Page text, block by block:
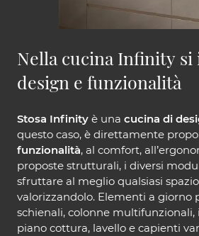
Nella cucina Infinity
design e funzionalità
Stosa Infinity è una cucina di
questo caso, è direttamente
funzionalità, al comfort,
proposte strutturali, i diversi
sfruttare al meglio qualsiasi
valorizzandolo. Elementi a giorno
schienali, colonne multifunzionali,
piano cottura, lavello e capienti